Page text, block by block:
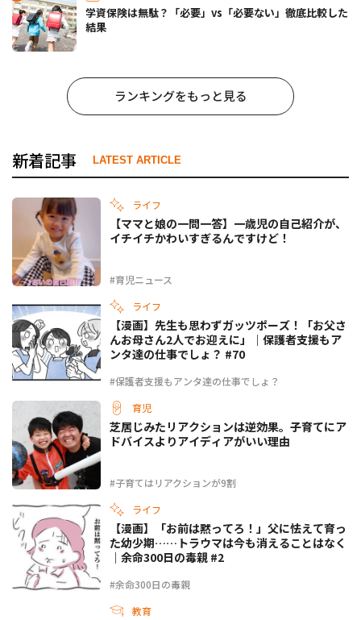
学資保険は無駄？「必要」vs「必要ない」徹底比較した
結果
ランキングをもっと見る
新着記事 LATEST ARTICLE
ライフ
#育児ニュース
【ママと娘の一問一答】一歳児の自己紹介が、
イチイチかわいすぎるんですけど！
ライフ
#保護者支援もアンタ達の仕事でしょ？
【漫画】先生も思わずガッツポーズ！「お父さ
んお母さん2人でお迎えに」｜保護者支援もア
ンタ達の仕事でしょ？ #70
育児
#子育てはリアクションが9割
芝居じみたリアクションは逆効果。子育てにア
ドバイスよりアイディアがいい理由
ライフ
#余命300日の毒親
【漫画】「お前は黙ってろ！」父に怯えて育っ
た幼少期……トラウマは今も消えることはなく
｜余命300日の毒親 #2
教育